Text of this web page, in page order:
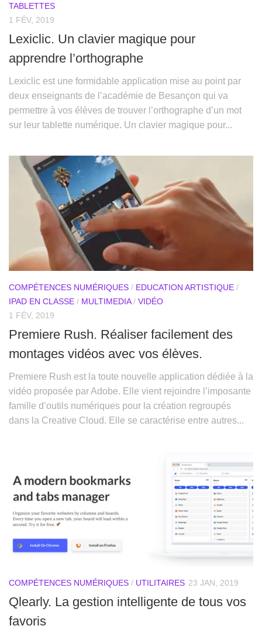
TABLETTES
1 FÉV, 2019
Lexiclic. Un clavier magique pour
apprendre l’orthographe
Lexiclic est une formidable application mise au point par
deux enseignants de l’académie de Besançon qui va
permettre à vos élèves de trouver l’orthographe d’un mot
sur leur tablette numérique. Un clavier magique pour...
COMPÉTENCES NUMÉRIQUES / EDUCATION ARTISTIQUE /
IPAD EN CLASSE / MULTIMEDIA/ VIDÉO
1 FÉV, 2019
Premiere Rush. Réaliser facilement des
montages vidéos avec vos élèves.
Premiere Rush est la toute nouvelle application dédiée à la
vidéo proposée par Adobe. Elle vient rejoindre l’imposante
famille d’outils numériques pour la création regroupés
dans la Creative Cloud. Elle se caractérise entre autres...
COMPÉTENCES NUMÉRIQUES / UTILITAIRES 23 JAN, 2019
Qlearly. La gestion intelligente de tous vos
favoris